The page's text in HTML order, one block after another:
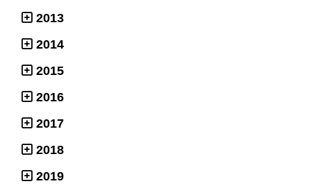
2013
2014
2015
2016
2017
2018
2019